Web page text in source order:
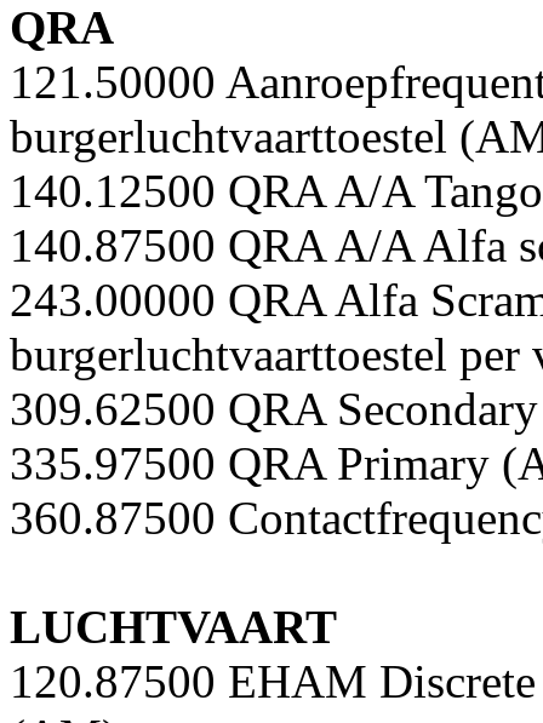
QRA
121.50000
burgerluchtvaarttoestel
140.12500 QRA A/A
140.87500 QRA A/A Alfa
243.00000 QRA Alfa
burgerluchtvaarttoestel
309.62500 QRA
335.97500 QRA Primary
360.87500
LUCHTVAART
120.87500 EHAM